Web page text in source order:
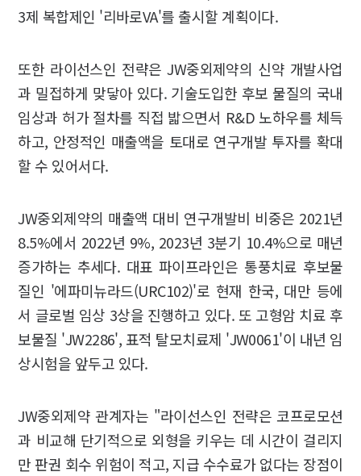
3제 복합제인 '리바로VA'를 출시할 계획이다.
또한 라이선스인 전략은 JW중외제약의 신약 개발사업
과 밀접하게 맞닿아 있다. 기술도입한 후보 물질의 국내
임상과 허가 절차를 직접 밟으면서 R&D 노하우를 체득
하고, 안정적인 매출액을 토대로 연구개발 투자를 확대
할 수 있어서다.
JW중외제약의 매출액 대비 연구개발비 비중은 2021년
8.5%에서 2022년 9%, 2023년 3분기 10.4%으로 매년
증가하는 추세다. 대표 파이프라인은 통풍치료 후보물
질인 '에파미뉴라드(URC102)'로 현재 한국, 대만 등에
서 글로벌 임상 3상을 진행하고 있다. 또 고형암 치료 후
보물질 'JW2286', 표적 탈모치료제 'JW0061'이 내년 임
상시험을 앞두고 있다.
JW중외제약 관계자는 "라이선스인 전략은 코프로모션
과 비교해 단기적으로 외형을 키우는 데 시간이 걸리지
만 판권 회수 위험이 적고, 지급 수수료가 없다는 장점이